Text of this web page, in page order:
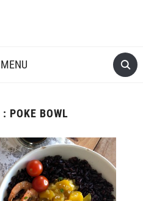
MENU
: POKE BOWL